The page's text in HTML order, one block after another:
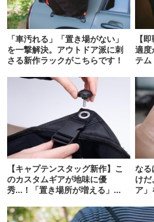
「車汚れる」「置き場がない」
を一撃解決。アウトドア派に刺
さる新作ラックがこちらです！
【
適度
テム
【キャプテンスタッグ新作】こ
のカスタムギアが地味に優
秀…！「置き場所が増える」
なる
け
ア」